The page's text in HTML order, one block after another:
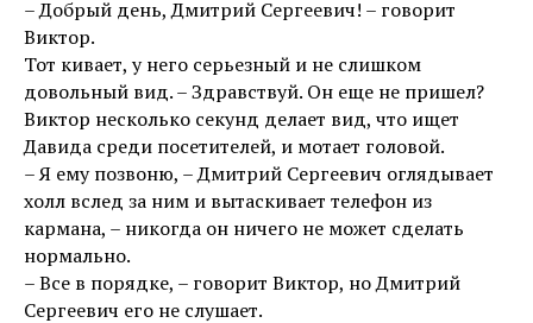
– Добрый день, Дмитрий Сергеевич! – говорит
Виктор.
Тот кивает, у него серьезный и не слишком
довольный вид. – Здравствуй. Он еще не пришел?
Виктор несколько секунд делает вид, что ищет
Давида среди посетителей, и мотает головой.
– Я ему позвоню, – Дмитрий Сергеевич оглядывает
холл вслед за ним и вытаскивает телефон из
кармана, – никогда он ничего не может сделать
нормально.
– Все в порядке, – говорит Виктор, но Дмитрий
Сергеевич его не слушает.